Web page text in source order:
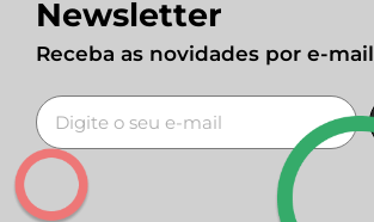
Newsletter
Receba as novidades por e-mail